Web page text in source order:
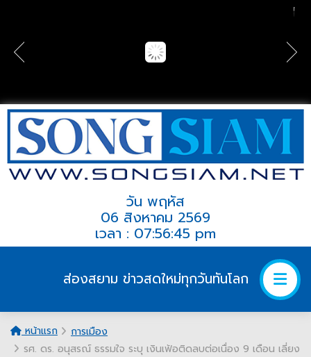
วัน พฤหัส
06 สิงหาคม 2569
เวลา : 07:56:45 pm
ส่องสยาม ข่าวสดใหม่ทุกวันทันโลก
หน้าแรก
การเมือง
รศ. ดร. อนุสรณ์ ธรรมใจ ระบุ เงินเฟ้อติดลบต่อเนื่อง 9 เดือน เลี่ยง